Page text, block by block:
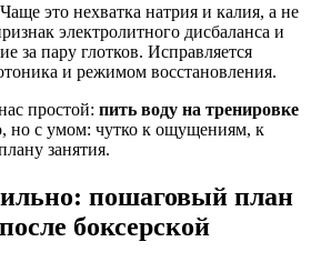
это нехватка натрия и калия, а не
электролитного дисбаланса и
за пару глотков. Исправляется
и режимом восстановления.
простой: пить воду на тренировке
но с умом: чутко к ощущениям, к
занятия.
пошаговый план
боксерской